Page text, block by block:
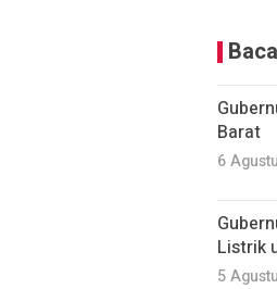
Barat
6
Listrik
5